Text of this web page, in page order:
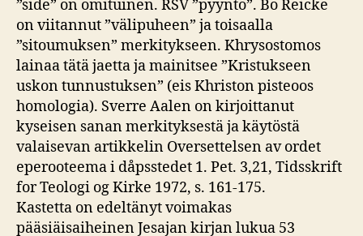
”side” on omituinen. RSV ”pyyntö”. Bo Reicke
on viitannut ”välipuheen” ja toisaalla
”sitoumuksen” merkitykseen. Khrysostomos
lainaa tätä jaetta ja mainitsee ”Kristukseen
uskon tunnustuksen” (eis Khriston pisteoos
homologia). Sverre Aalen on kirjoittanut
kyseisen sanan merkityksestä ja käytöstä
valaisevan artikkelin Oversettelsen av ordet
eperooteema i dåpsstedet 1. Pet. 3,21, Tidsskrift
for Teologi og Kirke 1972, s. 161-175.
Kastetta on edeltänyt voimakas
pääsiäisaiheinen Jesajan kirjan lukua 53